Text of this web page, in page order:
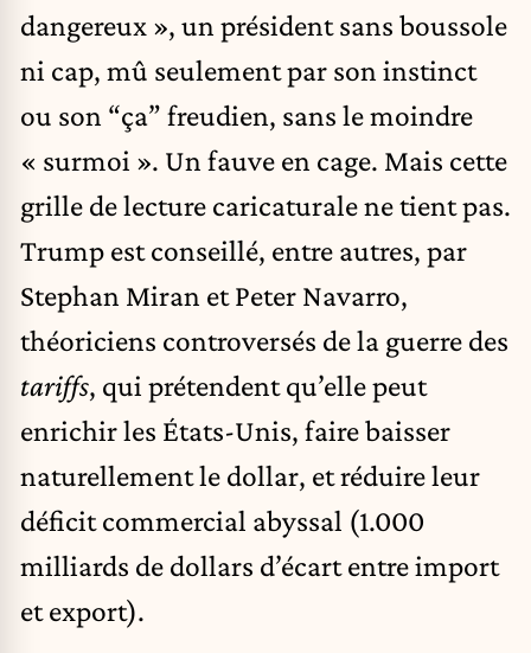
dangereux », un président sans boussole
ni cap, mû seulement par son instinct
ou son “ça” freudien, sans le moindre
« surmoi ». Un fauve en cage. Mais cette
grille de lecture caricaturale ne tient pas.
Trump est conseillé, entre autres, par
Stephan Miran et Peter Navarro,
théoriciens controversés de la guerre des
tariffs, qui prétendent qu’elle peut
enrichir les États-Unis, faire baisser
naturellement le dollar, et réduire leur
déficit commercial abyssal (1.000
milliards de dollars d’écart entre import
et export).